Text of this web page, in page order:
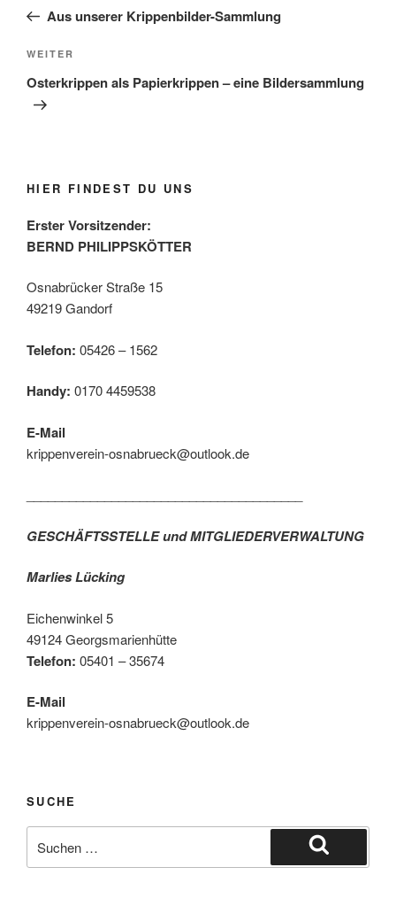
BeitragAus unserer Krippenbilder-Sammlung
Nächster
Beitrag
WEITER
Osterkrippen als Papierkrippen – eine Bildersammlung
HIER FINDEST DU UNS
Erster Vorsitzender:
BERND PHILIPPSKÖTTER
Osnabrücker Straße 15
49219 Gandorf
Telefon: 05426 – 1562
Handy: 0170 4459538
E-Mail
krippenverein-osnabrueck@outlook.de
GESCHÄFTSSTELLE und MITGLIEDERVERWALTUNG
Marlies Lücking
Eichenwinkel 5
49124 Georgsmarienhütte
Telefon: 05401 – 35674
E-Mail
krippenverein-osnabrueck@outlook.de
SUCHE
nach:
Suchen